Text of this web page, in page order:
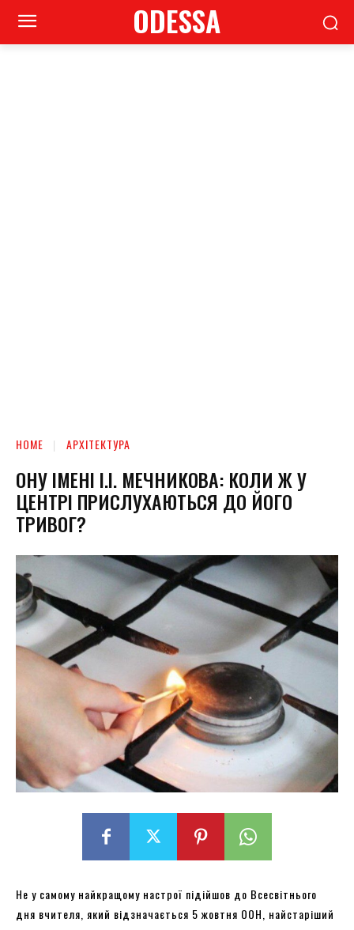
ODESSA
HOME АРХІТЕКТУРА
ОНУ ІМЕНІ І.І. МЕЧНИКОВА: КОЛИ Ж У
ЦЕНТРІ ПРИСЛУХАЮТЬСЯ ДО ЙОГО
ТРИВОГ?
Не у самому найкращому настрої підійшов до Всесвітнього
дня вчителя, який відзначається 5 жовтня ООН, найстаріший